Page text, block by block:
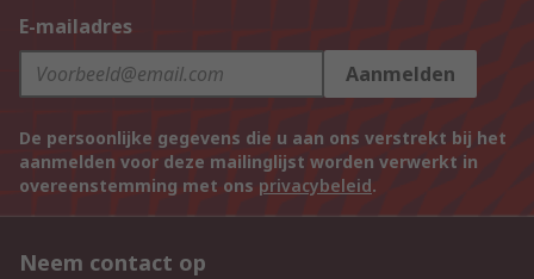
E-mailadres
Aanmelden
De persoonlijke gegevens die u aan ons verstrekt bij het
aanmelden voor deze mailinglijst worden verwerkt in
overeenstemming met ons privacybeleid.
Neem contact op